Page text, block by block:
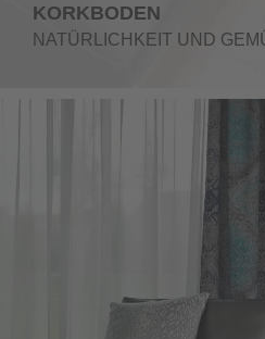
KORKBODEN
NATÜRLICHKEIT UND